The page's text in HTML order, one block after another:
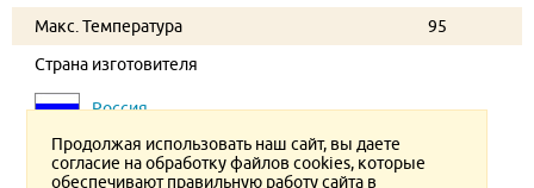
Макс. Температура
95
Страна изготовителя
Россия
Продолжая использовать наш сайт, вы даете
согласие на обработку файлов cookies, которые
обеспечивают правильную работу сайта в